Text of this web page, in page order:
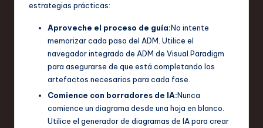
estrategias prácticas:
Aproveche el proceso de guía:No intente
memorizar cada paso del ADM. Utilice el
navegador integrado de ADM de Visual Paradigm
para asegurarse de que está completando los
artefactos necesarios para cada fase.
Comience con borradores de IA:Nunca
comience un diagrama desde una hoja en blanco.
Utilice el generador de diagramas de IA para crear